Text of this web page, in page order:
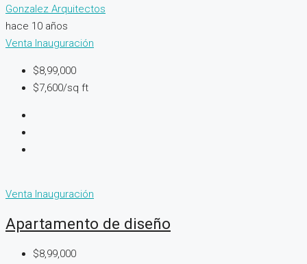
Gonzalez Arquitectos
hace 10 años
Venta Inauguración
$8,99,000
$7,600/sq ft
Venta Inauguración
Apartamento de diseño
$8,99,000